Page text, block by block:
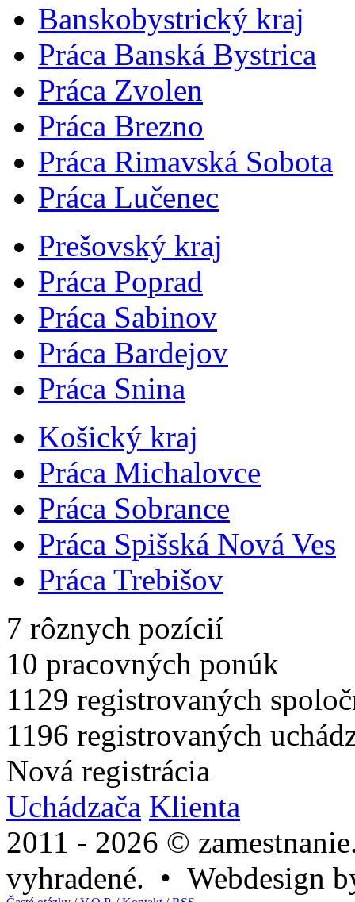
Banskobystrický kraj
Práca Banská Bystrica
Práca Zvolen
Práca Brezno
Práca Rimavská Sobota
Práca Lučenec
Prešovský kraj
Práca Poprad
Práca Sabinov
Práca Bardejov
Práca Snina
Košický kraj
Práca Michalovce
Práca Sobrance
Práca Spišská Nová Ves
Práca Trebišov
7 rôznych pozícií
10 pracovných ponúk
1129 registrovaných
1196 registrovaných
Nová registrácia
Uchádzača Klienta
2011 - 2026 ©
vyhradené. • Webdesign